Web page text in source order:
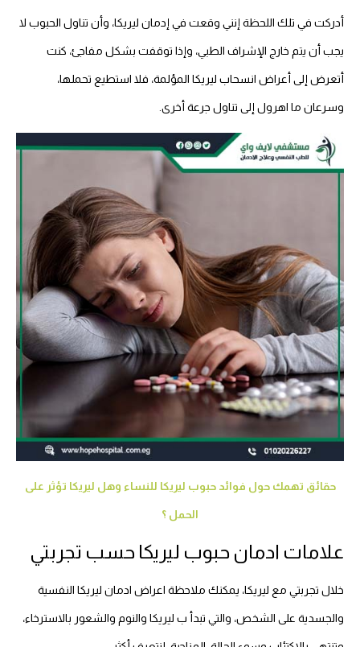
أدركت في تلك اللحظة إنني وقعت في إدمان ليريكا، وأن تناول الحبوب لا
يجب أن يتم خارج الإشراف الطبي، وإذا توقفت بشكل مفاجئ، كنت
أتعرض إلى أعراض انسحاب ليريكا المؤلمة، فلا استطيع تحملها،
وسرعان ما اهرول إلى تناول جرعة أخرى.
حقائق تهمك حول فوائد حبوب ليريكا للنساء وهل ليريكا تؤثر على
الحمل ؟
علامات ادمان حبوب ليريكا حسب تجربتي
خلال تجربتي مع ليريكا، يمكنك ملاحظة اعراض ادمان ليريكا النفسية
والجسدية على الشخص، والتي تبدأ ب ليريكا والنوم والشعور بالاسترخاء،